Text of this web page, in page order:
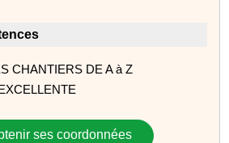
CHANTIERS DE A à Z
ses coordonnées